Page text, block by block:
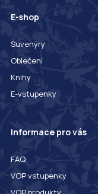
E-shop
Suvenýry
Oblečení
Knihy
E-vstupenky
Informace pro vás
FAQ
VOP vstupenky